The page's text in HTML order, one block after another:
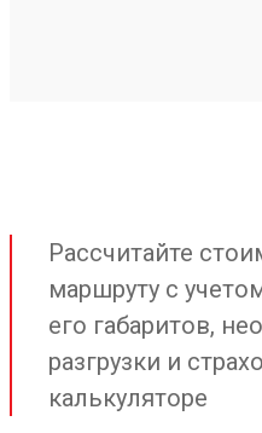
Рассчитайте
маршруту с
его габаритов,
разгрузки и
калькуляторе